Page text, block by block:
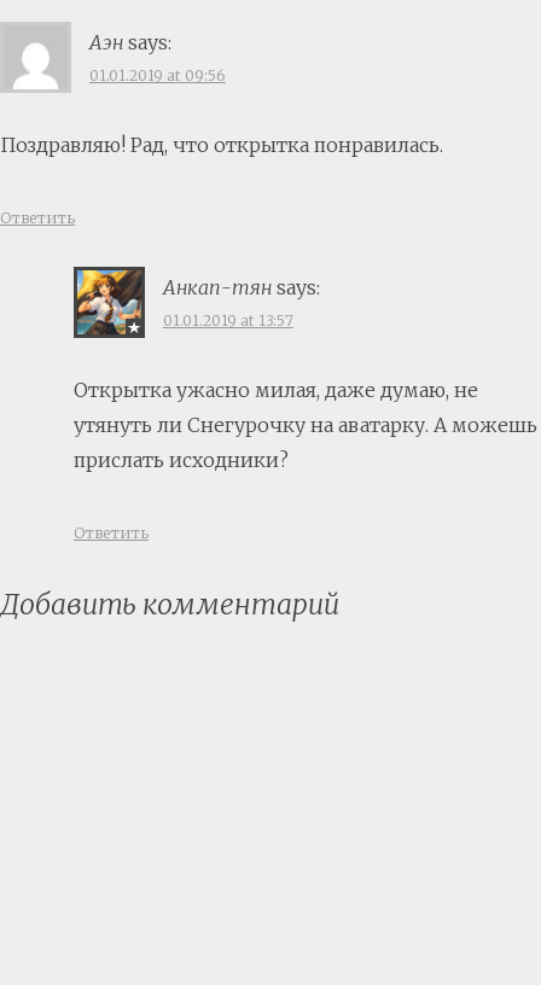
Аэн says:
01.01.2019 at 09:56
Поздравляю! Рад, что открытка понравилась.
Ответить
Анкап-тян says:
01.01.2019 at 13:57
Открытка ужасно милая, даже думаю, не
утянуть ли Снегурочку на аватарку. А можешь
прислать исходники?
Ответить
Добавить комментарий